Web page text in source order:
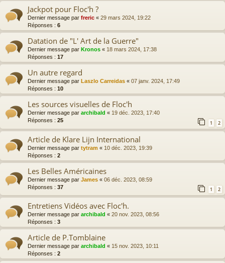
Jackpot pour Floc'h ?
Dernier message par freric « 29 mars 2024, 19:22
Réponses : 6
Datation de "L' Art de la Guerre"
Dernier message par Kronos « 18 mars 2024, 17:38
Réponses : 17
Un autre regard
Dernier message par Laszlo Carreidas « 07 janv. 2024, 17:49
Réponses : 10
Les sources visuelles de Floc'h
Dernier message par archibald « 19 déc. 2023, 17:40
Réponses : 25 1 2
Article de Klare Lijn International
Dernier message par tytram « 10 déc. 2023, 19:39
Réponses : 2
Les Belles Américaines
Dernier message par James « 06 déc. 2023, 08:59
Réponses : 37 1 2
Entretiens Vidéos avec Floc'h.
Dernier message par archibald « 20 nov. 2023, 08:56
Réponses : 3
Article de P.Tomblaine
Dernier message par archibald « 15 nov. 2023, 10:11
Réponses : 2